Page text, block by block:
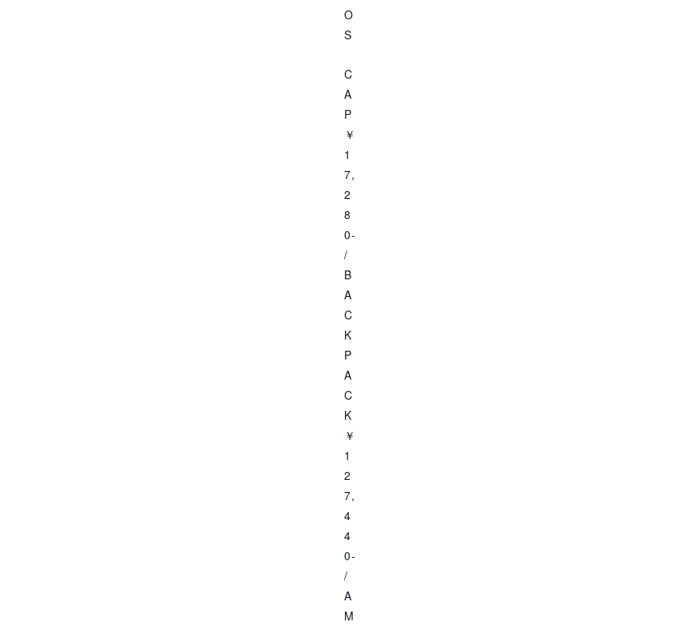
O
S
C
A
P
￥
1
7,
2
8
0-
/
B
A
C
K
P
A
C
K
￥
1
2
7,
4
4
0-
/
A
M